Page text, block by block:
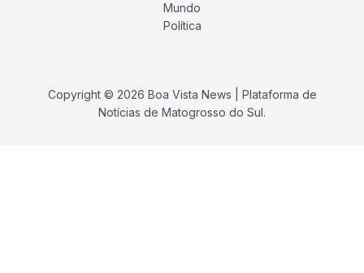
Mundo
Política
Copyright © 2026 Boa Vista News | Plataforma de
Notícias de Matogrosso do Sul.